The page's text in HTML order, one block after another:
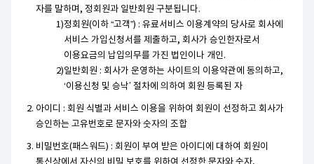
자를 말하며, 정회원과 일반회원 구분됩니다.
정회원(이하 “고객”) : 유료서비스 이용계약의 당사로 회사에
서비스 가입신청서를 제출하고, 회사가 승인한자로서
이용요금의 납입의무를 가진 법인이나 개인.
일반회원 : 회사가 운영하는 사이트의 이용약관에 동의하고,
‘이용신청 및 승낙’ 절차에 의하여 회원 등록된 자
아이디 : 회원 식별과 서비스 이용을 위하여 회원이 선정하고 회사가
승인하는 고유번호로 문자와 숫자의 조합
비밀번호(패스워드) : 회원이 부여 받은 아이디에 대하여 회원이